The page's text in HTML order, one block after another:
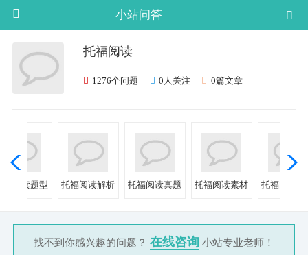
小站问答
托福阅读
1276个问题 0人关注 0篇文章
福阅读题型 托福阅读解析 托福阅读真题 托福阅读素材 托福阅读文
找不到你感兴趣的问题？ 在线咨询 小站专业老师！